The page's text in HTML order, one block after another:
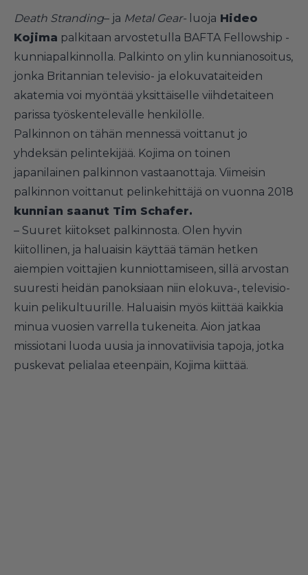
Death Stranding– ja Metal Gear- luoja Hideo
Kojima palkitaan arvostetulla BAFTA Fellowship -
kunniapalkinnolla. Palkinto on ylin kunnianosoitus,
jonka Britannian televisio- ja elokuvataiteiden
akatemia voi myöntää yksittäiselle viihdetaiteen
parissa työskentelevälle henkilölle.
Palkinnon on tähän mennessä voittanut jo
yhdeksän pelintekijää. Kojima on toinen
japanilainen palkinnon vastaanottaja. Viimeisin
palkinnon voittanut pelinkehittäjä on vuonna 2018
kunnian saanut Tim Schafer.
– Suuret kiitokset palkinnosta. Olen hyvin
kiitollinen, ja haluaisin käyttää tämän hetken
aiempien voittajien kunniottamiseen, sillä arvostan
suuresti heidän panoksiaan niin elokuva-, televisio-
kuin pelikultuurille. Haluaisin myös kiittää kaikkia
minua vuosien varrella tukeneita. Aion jatkaa
missiotani luoda uusia ja innovatiivisia tapoja, jotka
puskevat pelialaa eteenpäin, Kojima kiittää.